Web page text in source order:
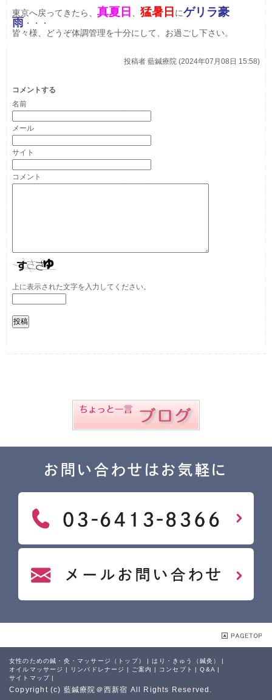
東京へ戻ってきたら、 真夏日 猛暑日 にゲリラ豪
雨 ・・・
皆々様、どうぞ体調管理を十分にして、お過ごし下さい。
投稿者 藍鍼療院 (2024年07月08日 15:58)
コメントする
名前
メール
サイト
上に表示された文字を入力してください。
コメント
お問い合わせはお気軽に
女性のための鍼・灸・マッサージ（トップ） はり・きゅう（鍼灸）
オイルマッサージ
リンパドレナージ ご案内 コンセプト Q&A
サイトマップ
Copyright (c) 藍鍼療院＠西新宿 All Rights Reserved.